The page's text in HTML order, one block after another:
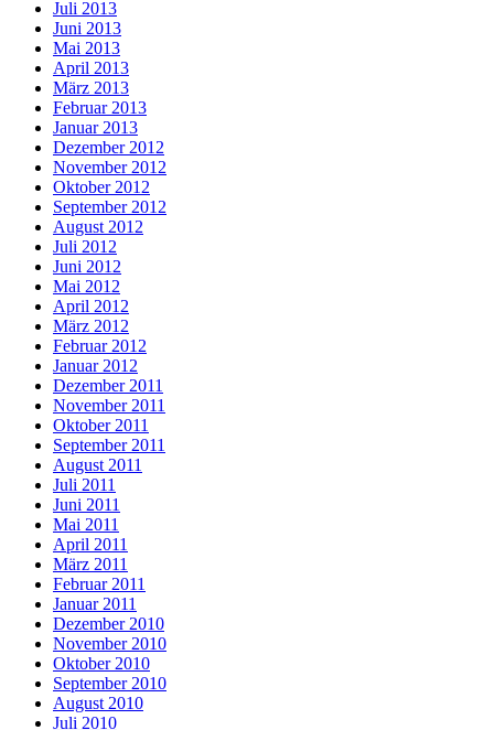
Juli 2013
Juni 2013
Mai 2013
April 2013
März 2013
Februar 2013
Januar 2013
Dezember 2012
November 2012
Oktober 2012
September 2012
August 2012
Juli 2012
Juni 2012
Mai 2012
April 2012
März 2012
Februar 2012
Januar 2012
Dezember 2011
November 2011
Oktober 2011
September 2011
August 2011
Juli 2011
Juni 2011
Mai 2011
April 2011
März 2011
Februar 2011
Januar 2011
Dezember 2010
November 2010
Oktober 2010
September 2010
August 2010
Juli 2010